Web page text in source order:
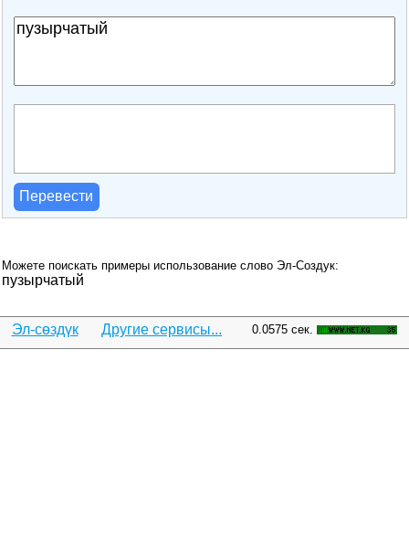
Перевести
Можете поискать примеры использование слово Эл-Создук:
пузырчатый
Эл-сөздүк Другие сервисы... 0.0575 сек.